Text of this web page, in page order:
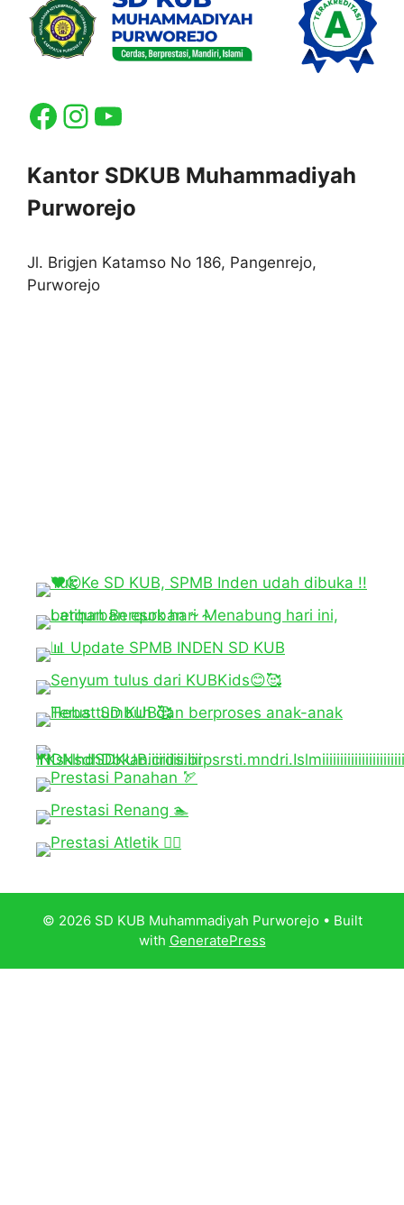
Facebook
Instagram
YouTube
Kantor SDKUB Muhammadiyah
Purworejo
Jl. Brigjen Katamso No 186, Pangenrejo,
Purworejo
© 2026 SD KUB Muhammadiyah Purworejo • Built
with GeneratePress